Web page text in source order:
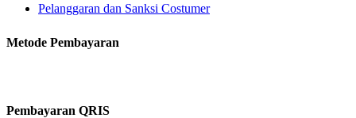
Pelanggaran dan Sanksi Costumer
Metode Pembayaran
Pembayaran QRIS